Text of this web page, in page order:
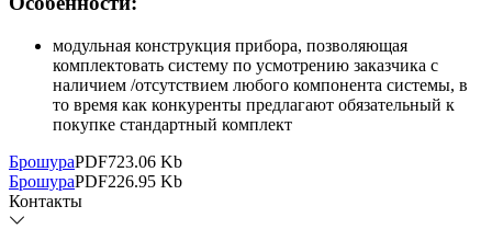
модульная конструкция прибора, позволяющая
комплектовать систему по усмотрению заказчика с
наличием /отсутствием любого компонента системы, в
то время как конкуренты предлагают обязательный к
покупке стандартный комплект
БрошураPDF723.06 Kb
БрошураPDF226.95 Kb
Контакты